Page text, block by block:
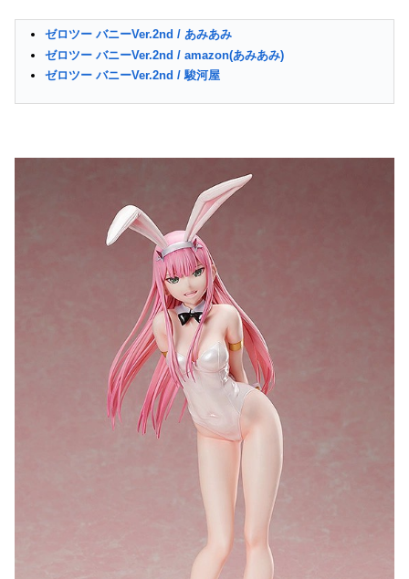
ゼロツー バニーVer.2nd / あみあみ
ゼロツー バニーVer.2nd / amazon(あみあみ)
ゼロツー バニーVer.2nd / 駿河屋